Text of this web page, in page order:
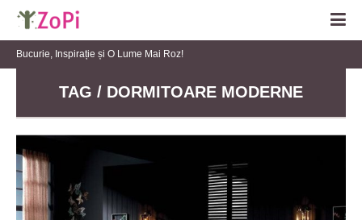
Bucurie, Inspirație și O Lume Mai Roz!
TAG / DORMITOARE MODERNE